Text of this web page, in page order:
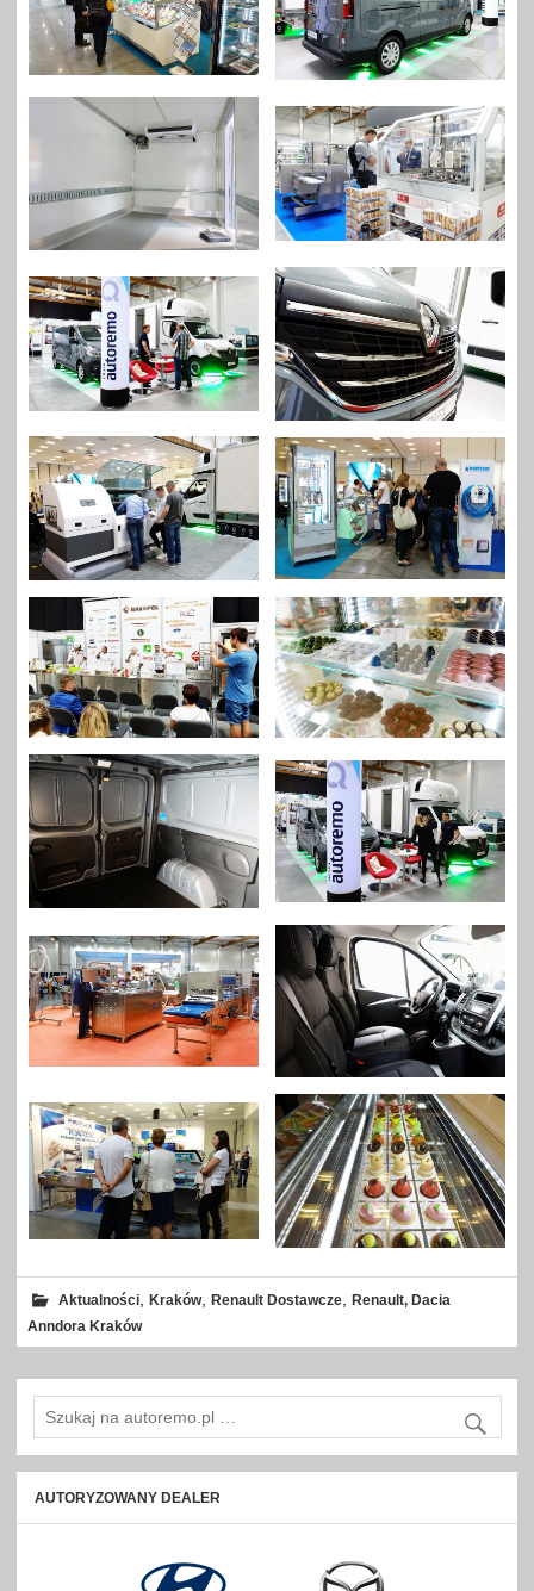
Aktualności ,Kraków,Renault Dostawcze ,Renault, Dacia
Anndora Kraków
AUTORYZOWANY DEALER